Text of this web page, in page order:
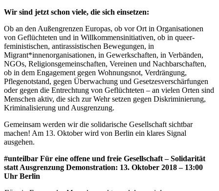
Wir sind jetzt schon viele, die sich einsetzen:
Ob an den Außengrenzen Europas, ob vor Ort in Organisationen
von Geflüchteten und in Willkommensinitiativen, ob in queer-
feministischen, antirassistischen Bewegungen, in
Migrant*innenorganisationen, in Gewerkschaften, in Verbänden,
NGOs, Religionsgemeinschaften, Vereinen und Nachbarschaften,
ob in dem Engagement gegen Wohnungsnot, Verdrängung,
Pflegenotstand, gegen Überwachung und Gesetzesverschärfungen
oder gegen die Entrechtung von Geflüchteten – an vielen Orten sind
Menschen aktiv, die sich zur Wehr setzen gegen Diskriminierung,
Kriminalisierung und Ausgrenzung.
Gemeinsam werden wir die solidarische Gesellschaft sichtbar
machen! Am 13. Oktober wird von Berlin ein klares Signal
ausgehen.
#unteilbar Für eine offene und freie Gesellschaft – Solidarität
statt Ausgrenzung Demonstration: 13. Oktober 2018 – 13:00
Uhr Berlin